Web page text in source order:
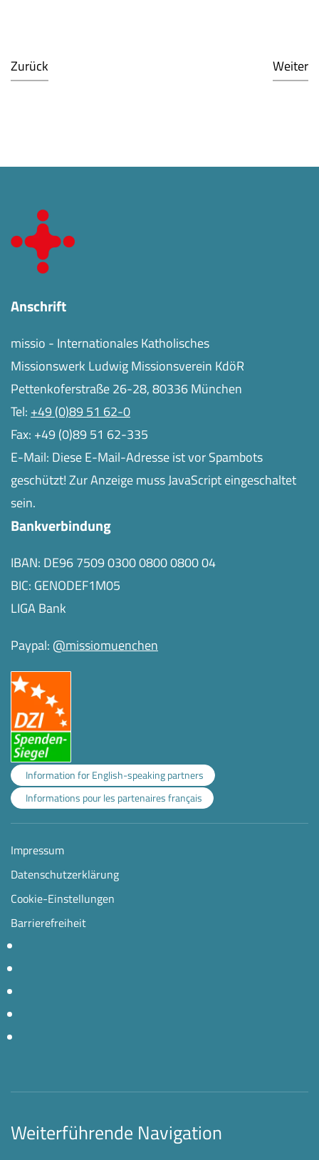
Zurück Weiter
Anschrift
missio - Internationales Katholisches
Missionswerk Ludwig Missionsverein KdöR
Pettenkoferstraße 26-28, 80336 München
Tel: +49 (0)89 51 62-0
Fax: +49 (0)89 51 62-335
E-Mail: Diese E-Mail-Adresse ist vor Spambots
geschützt! Zur Anzeige muss JavaScript eingeschaltet
sein.
Bankverbindung
IBAN: DE96 7509 0300 0800 0800 04
BIC: GENODEF1M05
LIGA Bank
Paypal: @missiomuenchen
Information for English-speaking partners
Informations pour les partenaires français
Impressum
Datenschutzerklärung
Cookie-Einstellungen
Barrierefreiheit
Weiterführende Navigation